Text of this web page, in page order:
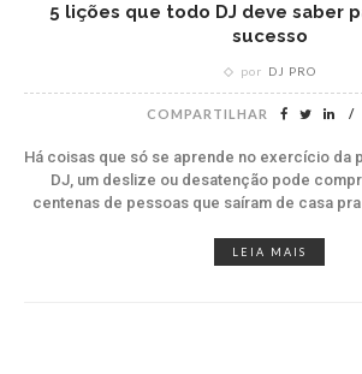
5 lições que todo DJ deve saber
sucesso
por DJ PRO
COMPARTILHAR
Há coisas que só se aprende no exercício da
DJ, um deslize ou desatenção pode
centenas de pessoas que saíram de casa
LEIA MAIS